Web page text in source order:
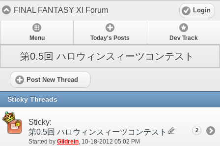
FINAL FANTASY XI Forum Login
Menu Today's Posts Dev Track
第0.5回 ハロウィンスィーツコンテスト
Post New Thread
Sticky Threads
Sticky:
第0.5回 ハロウィンスィーツコンテスト
Started by Gildrein‎, 10-18-2012 05:02 PM
2